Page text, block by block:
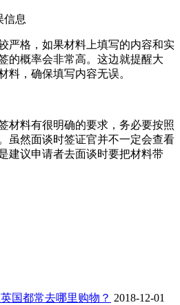
信息
严格，如果材料上填写的内容和实
的概率会非常高。这边就提醒大
料，确保填写内容无误。
材料有很明确的要求，务必要按照
虽然面谈时签证官并不一定会查看
建议申请者去面谈时要把材料带
国都常去哪里购物？ 2018-12-01